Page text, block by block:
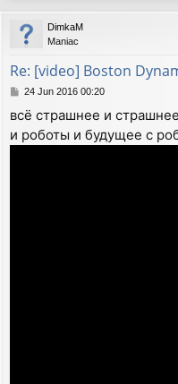
DimkaM
Maniac
Re: [video] Boston
P
s
t
24 Jun 2016 00:20
всё страшнее и
и роботы и будущее с